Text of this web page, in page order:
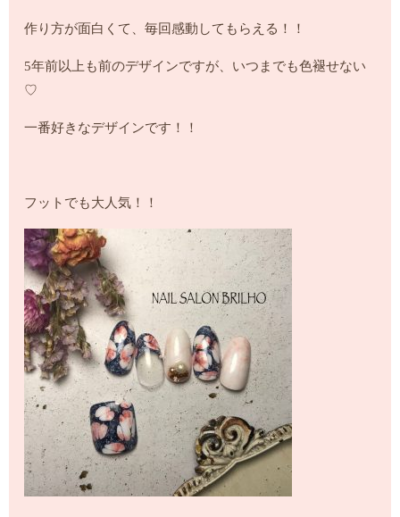
作り方が面白くて、毎回感動してもらえる！！
5年前以上も前のデザインですが、いつまでも色褪せない
♡
一番好きなデザインです！！
フットでも大人気！！